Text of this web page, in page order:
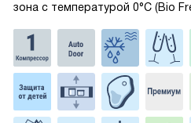
зона с температурой 0°C (Bio